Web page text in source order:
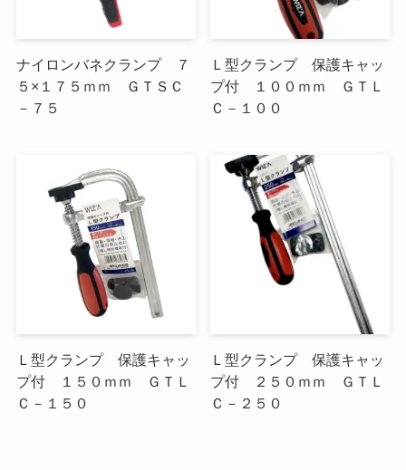
ナイロンバネクランプ ７
５×１７５ｍｍ ＧＴＳＣ
－７５
Ｌ型クランプ 保護キャッ
プ付 １００ｍｍ ＧＴＬ
Ｃ－１００
Ｌ型クランプ 保護キャッ
プ付 １５０ｍｍ ＧＴＬ
Ｃ－１５０
Ｌ型クランプ 保護キャッ
プ付 ２５０ｍｍ ＧＴＬ
Ｃ－２５０